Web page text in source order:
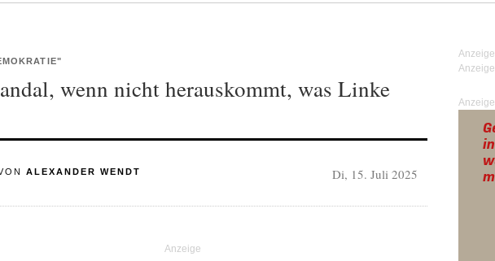
wenn nicht herauskommt, was Linke
ALEXANDER WENDT Di, 15. Juli 2025
Anzeige